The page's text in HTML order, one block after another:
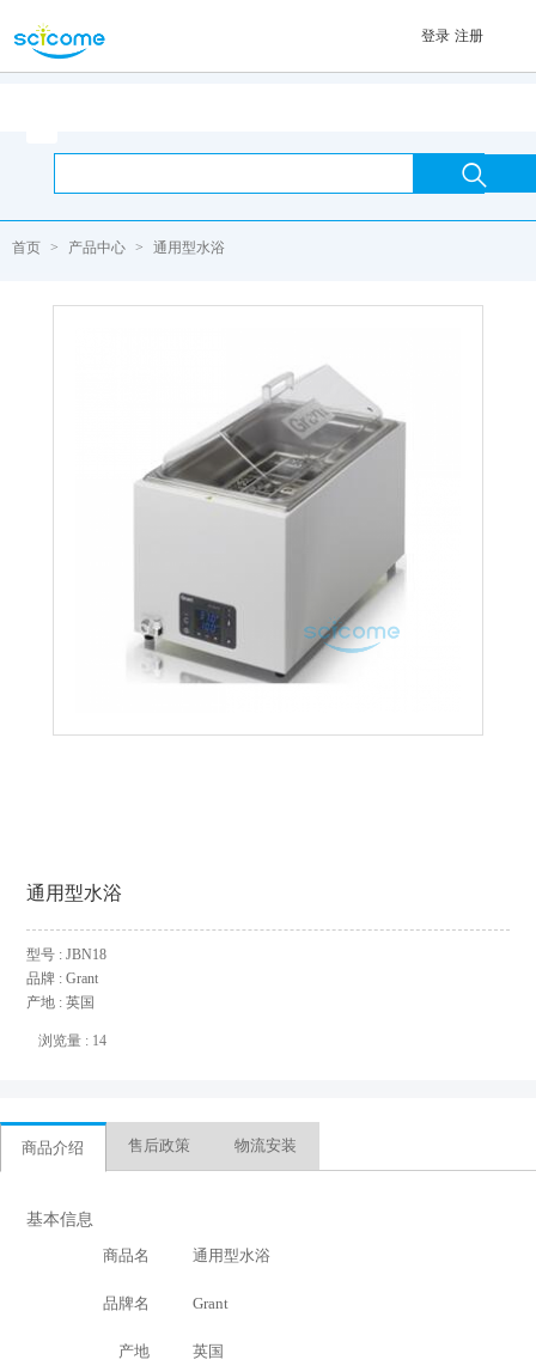
登录 注册

首页 > 产品中心 > 通用型水浴
通用型水浴
型号 : JBN18
品牌 : Grant
产地 : 英国
浏览量 : 14
商品介绍 售后政策 物流安装
基本信息
商品名
通用型水浴
品牌名 Grant
产地 英国